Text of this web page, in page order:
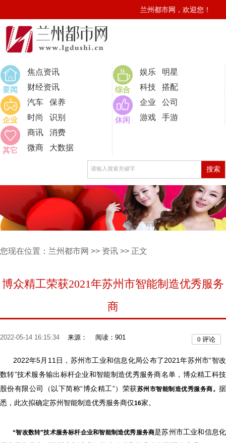
兰州都市网，欢迎您！
要闻
焦点资讯
财经资讯
综合
娱乐
明星
科技
搭配
企业
汽车
保养
时尚
识别 休闲
企业
公司
游戏
手游
其它
商讯
消费
微商
大数据
您现在位置： 兰州都市网 >> 资讯 >> 正文
博众精工荣获2021年苏州市智能制造优秀服务
商
2022-05-14 16:15:34 来源： 阅读：901 0 评论
2022年5月11日，苏州市工业和信息化局公布了2021年苏州市“智改
数转”技术服务输出标杆企业和智能制造优秀服务商名单，博众精工科技
股份有限公司（以下简称“博众精工”）荣获苏州市智能制造优秀服务商。据
悉，此次拟确定苏州智能制造优秀服务商仅16家。
“智改数转”技术服务标杆企业和智能制造优秀服务商是苏州市工业和信息化